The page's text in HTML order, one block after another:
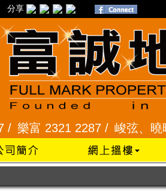
分享
2321 2287 /峻弦、曉暉花